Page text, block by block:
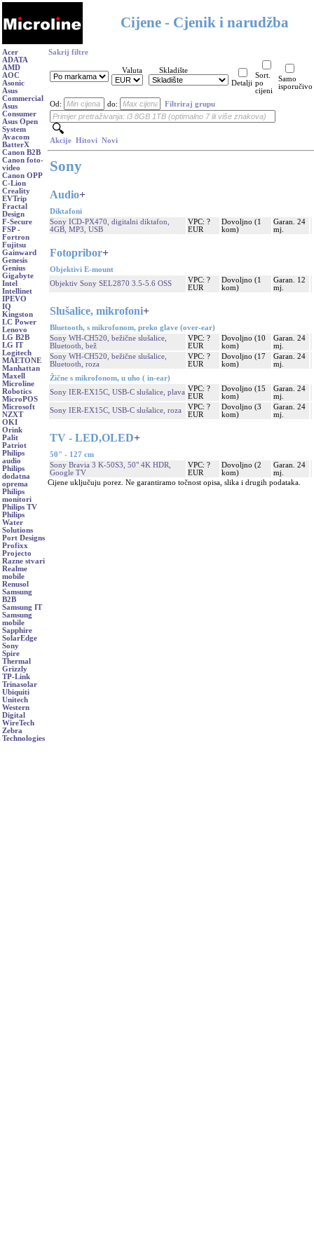
Cijene - Cjenik i narudžba
Acer
ADATA
AMD
AOC
Asonic
Asus
Commercial
Asus
Consumer
Asus Open
System
Avacom
BatterX
Canon B2B
Canon foto-
video
Canon OPP
C-Lion
Creality
EVTrip
Fractal
Design
F-Secure
FSP -
Fortron
Fujitsu
Gainward
Genesis
Genius
Gigabyte
Intel
Intellinet
IPEVO
IQ
Kingston
LC Power
Lenovo
LG B2B
LG IT
Logitech
MAETONE
Manhattan
Maxell
Microline
Robotics
MicroPOS
Microsoft
NZXT
OKI
Orink
Palit
Patriot
Philips
audio
Philips
dodatna
oprema
Philips
monitori
Philips TV
Philips
Water
Solutions
Port Designs
Profixx
Projecto
Razne stvari
Realme
mobile
Renusol
Samsung
B2B
Samsung IT
Samsung
mobile
Sapphire
SolarEdge
Sony
Spire
Thermal
Grizzly
TP-Link
Trinasolar
Ubiquiti
Unitech
Western
Digital
WireTech
Zebra
Technologies
Sakrij filtre
Valuta
Skladište
Detalji
Sort.
po
cijeni
Samo
isporučivo
Od: do: Filtriraj grupu
Akcije Hitovi Novi
Sony
Audio+
Diktafoni
Sony ICD-PX470, digitalni diktafon,
4GB, MP3, USB
VPC: ?
EUR
Dovoljno (1
kom)
Garan. 24
mj.
Fotopribor+
Objektivi E-mount
Objektiv Sony SEL2870 3.5-5.6 OSS
VPC: ?
EUR
Dovoljno (1
kom)
Garan. 12
mj.
Slušalice, mikrofoni+
Bluetooth, s mikrofonom, preko glave (over-ear)
Sony WH-CH520, bežične slušalice,
Bluetooth, bež
VPC: ?
EUR
Dovoljno (10
kom)
Garan. 24
mj.
Sony WH-CH520, bežične slušalice,
Bluetooth, roza
VPC: ?
EUR
Dovoljno (17
kom)
Garan. 24
mj.
Žične s mikrofonom, u uho ( in-ear)
Sony IER-EX15C, USB-C slušalice, plava VPC: ?
EUR
Dovoljno (15
kom)
Garan. 24
mj.
Sony IER-EX15C, USB-C slušalice, roza
VPC: ?
EUR
Dovoljno (3
kom)
Garan. 24
mj.
TV - LED,OLED+
50" - 127 cm
Sony Bravia 3 K-50S3, 50" 4K HDR,
Google TV
VPC: ?
EUR
Dovoljno (2
kom)
Garan. 24
mj.
Cijene uključuju porez. Ne garantiramo točnost opisa, slika i drugih podataka.